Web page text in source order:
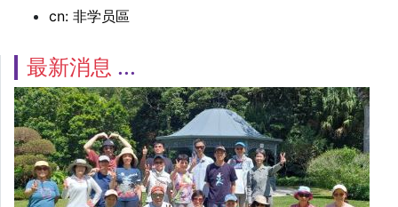
cn: 非学员區
最新消息